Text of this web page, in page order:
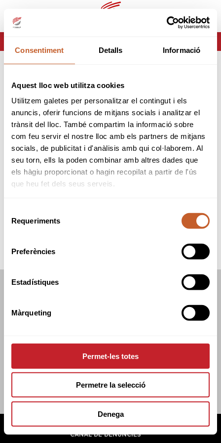
Consentiment Detalls Informació
Aquest lloc web utilitza cookies
Utilitzem galetes per personalitzar el contingut i els
anuncis, oferir funcions de mitjans socials i analitzar el
trànsit del lloc. També compartim la informació sobre
com feu servir el nostre lloc amb els partners de mitjans
socials, de publicitat i d'anàlisis amb qui col·laborem. Al
seu torn, ells la poden combinar amb altres dades que
els hàgiu proporcionat o hagin recopilat a partir de l'ús
que heu fet dels seus serveis.
Requeriments
Preferències
Estadístiques
Màrqueting
Permet-les totes
Permetre la selecció
Denega
ca es
Página no encontrada
Lo sentimos pero la página que estas buscando no
existe o ha cambiado.
tornar
C/TUSET 32, 8ÈNA PLANTA. 08006 BCN
POLÍTICA DE COOKIES
POLÍTICA DE PRIVADESA
CANAL DE DENÚNCIES